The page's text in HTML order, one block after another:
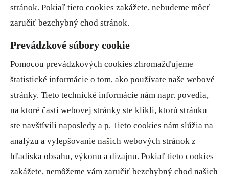
stránok. Pokiaľ tieto cookies zakážete, nebudeme môcť
zaručiť bezchybný chod stránok.
Prevádzkové súbory cookie
Pomocou prevádzkových cookies zhromažďujeme
štatistické informácie o tom, ako používate naše webové
stránky. Tieto technické informácie nám napr. povedia,
na ktoré časti webovej stránky ste klikli, ktorú stránku
ste navštívili naposledy a p. Tieto cookies nám slúžia na
analýzu a vylepšovanie našich webových stránok z
hľadiska obsahu, výkonu a dizajnu. Pokiaľ tieto cookies
zakážete, nemôžeme vám zaručiť bezchybný chod našich